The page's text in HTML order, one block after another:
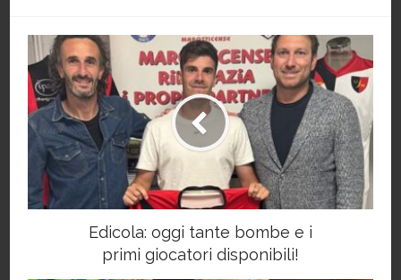
Edicola: oggi tante bombe e i
primi giocatori disponibili!